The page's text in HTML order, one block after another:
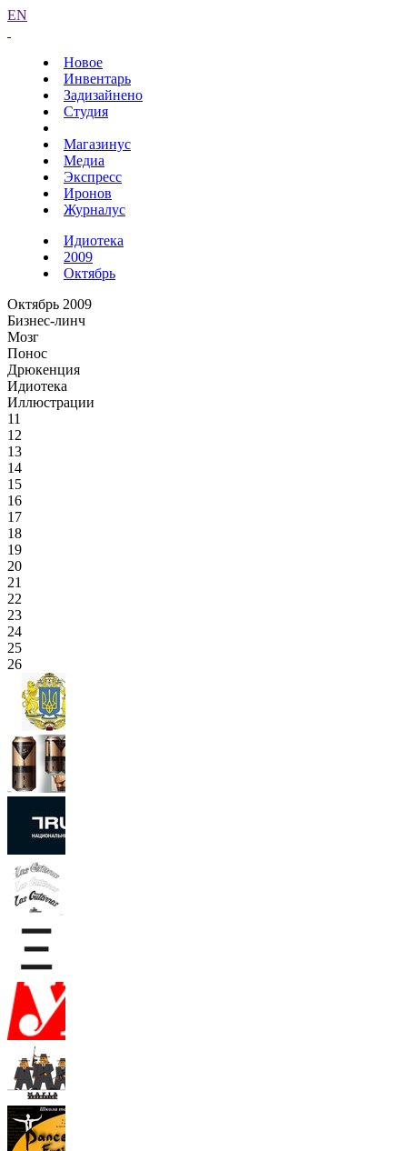
EN
Новое
Инвентарь
Задизайнено
Студия
Магазинус
Медиа
Экспресс
Иронов
Журналус
Идиотека
2009
Октябрь
Октябрь 2009
Бизнес-линч
Мозг
Понос
Дрюкенция
Идиотека
Иллюстрации
11
12
13
14
15
16
17
18
19
20
21
22
23
24
25
26